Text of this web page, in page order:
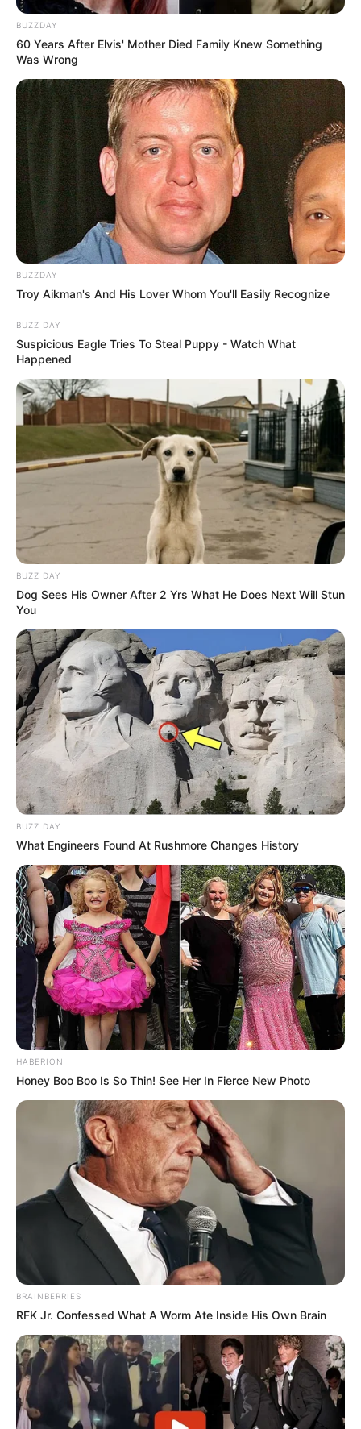
BUZZDAY
60 Years After Elvis' Mother Died Family Knew Something
Was Wrong
BUZZDAY
Troy Aikman's And His Lover Whom You'll Easily Recognize
BUZZ DAY
Suspicious Eagle Tries To Steal Puppy - Watch What
Happened
BUZZ DAY
Dog Sees His Owner After 2 Yrs What He Does Next Will Stun
You
BUZZ DAY
What Engineers Found At Rushmore Changes History
HABERION
Honey Boo Boo Is So Thin! See Her In Fierce New Photo
BRAINBERRIES
RFK Jr. Confessed What A Worm Ate Inside His Own Brain